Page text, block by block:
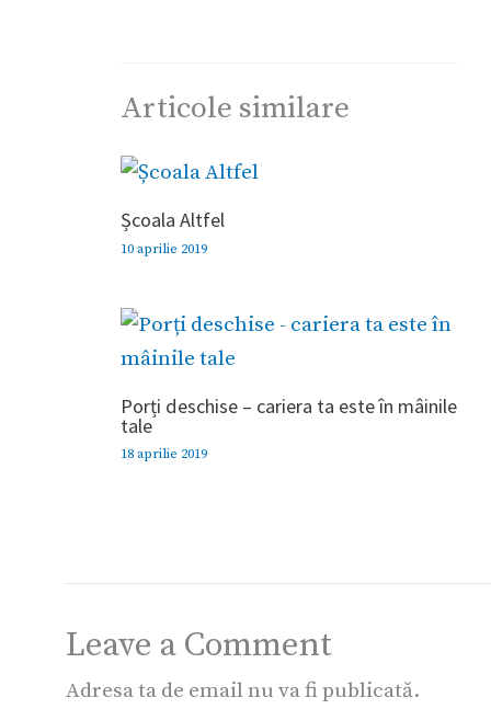
Articole similare
Școala Altfel
10 aprilie 2019
Porți deschise – cariera ta este în mâinile
tale
18 aprilie 2019
Leave a Comment
Adresa ta de email nu va fi publicată.